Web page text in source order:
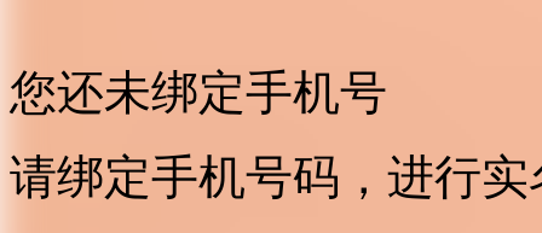
您还未绑定手机号
请绑定手机号码，进行